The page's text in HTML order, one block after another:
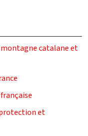
catalane et
et